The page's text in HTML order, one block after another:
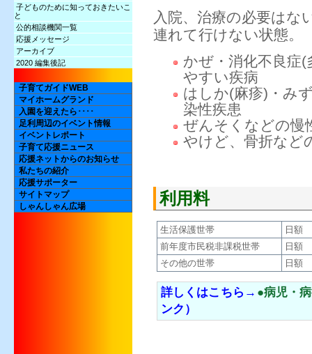
子どものために知っておきたいこ
と
公的相談機関一覧
応援メッセージ
アーカイブ
2020 編集後記
子育てガイドWEB
マイホームグランド
入園を迎えたら････
足利周辺のイベント情報
イベントレポート
子育て応援ニュース
応援ネットからのお知らせ
私たちの紹介
応援サポーター
サイトマップ
しゃんしゃん広場
入院、治療の必要はな
連れて行けない状態。
かぜ・消化不良症
やすい疾病
はしか(麻疹)・み
染性疾患
ぜんそくなどの慢
やけど、骨折など
利用料
生活保護世帯
日
前年度市民税非課税世帯
日額
その他の世帯
日額
詳しくはこちら→ ●病児・
ンク）